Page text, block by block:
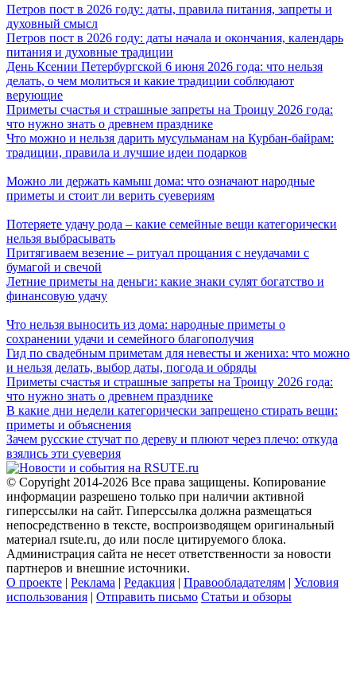
Петров пост в 2026 году: даты, правила питания, запреты и
духовный смысл
Петров пост в 2026 году: даты начала и окончания, календарь
питания и духовные традиции
День Ксении Петербургской 6 июня 2026 года: что нельзя
делать, о чем молиться и какие традиции соблюдают
верующие
Приметы счастья и страшные запреты на Троицу 2026 года:
что нужно знать о древнем празднике
Что можно и нельзя дарить мусульманам на Курбан-байрам:
традиции, правила и лучшие идеи подарков
Можно ли держать камыш дома: что означают народные
приметы и стоит ли верить суевериям
Потеряете удачу рода – какие семейные вещи категорически
нельзя выбрасывать
Притягиваем везение – ритуал прощания с неудачами с
бумагой и свечой
Летние приметы на деньги: какие знаки сулят богатство и
финансовую удачу
Что нельзя выносить из дома: народные приметы о
сохранении удачи и семейного благополучия
Гид по свадебным приметам для невесты и жениха: что можно
и нельзя делать, выбор даты, погода и обряды
Приметы счастья и страшные запреты на Троицу 2026 года:
что нужно знать о древнем празднике
В какие дни недели категорически запрещено стирать вещи:
приметы и объяснения
Зачем русские стучат по дереву и плюют через плечо: откуда
взялись эти суеверия
© Copyright 2014-2026 Все права защищены. Копирование
информации разрешено только при наличии активной
гиперссылки на сайт. Гиперссылка должна размещаться
непосредственно в тексте, воспроизводящем оригинальный
материал rsute.ru, до или после цитируемого блока.
Администрация сайта не несет ответственности за новости
партнеров и внешние источники.
О проекте | Реклама | Редакция | Правообладателям | Условия
использования | Отправить письмо Статьи и обзоры